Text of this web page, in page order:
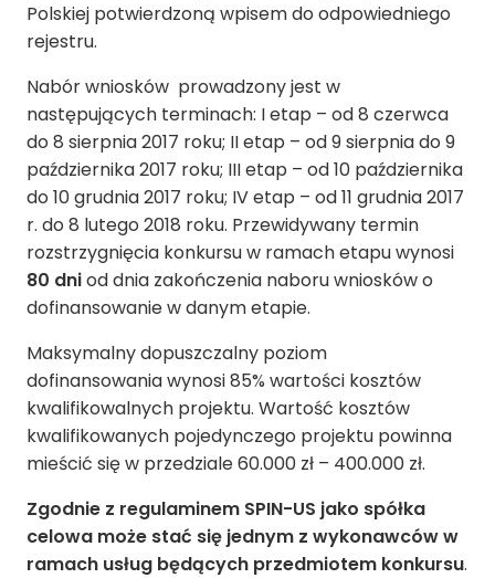
Polskiej potwierdzoną wpisem do odpowiedniego
rejestru.
Nabór wniosków prowadzony jest w
następujących terminach: I etap – od 8 czerwca
do 8 sierpnia 2017 roku; II etap – od 9 sierpnia do 9
października 2017 roku; III etap – od 10 października
do 10 grudnia 2017 roku; IV etap – od 11 grudnia 2017
r. do 8 lutego 2018 roku. Przewidywany termin
rozstrzygnięcia konkursu w ramach etapu wynosi
80 dniod dnia zakończenia naboru wniosków o
dofinansowanie w danym etapie.
Maksymalny dopuszczalny poziom
dofinansowania wynosi 85% wartości kosztów
kwalifikowalnych projektu. Wartość kosztów
kwalifikowanych pojedynczego projektu powinna
mieścić się w przedziale 60.000 zł – 400.000 zł.
Zgodnie z regulaminem SPIN-US jako spółka
celowa może stać się jednym z wykonawców w
ramach usług będących przedmiotem konkursu.